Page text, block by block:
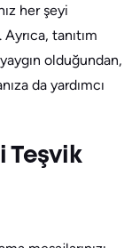
her şeyi
tanıtım
olduğundan,
da yardımcı
Teşvik